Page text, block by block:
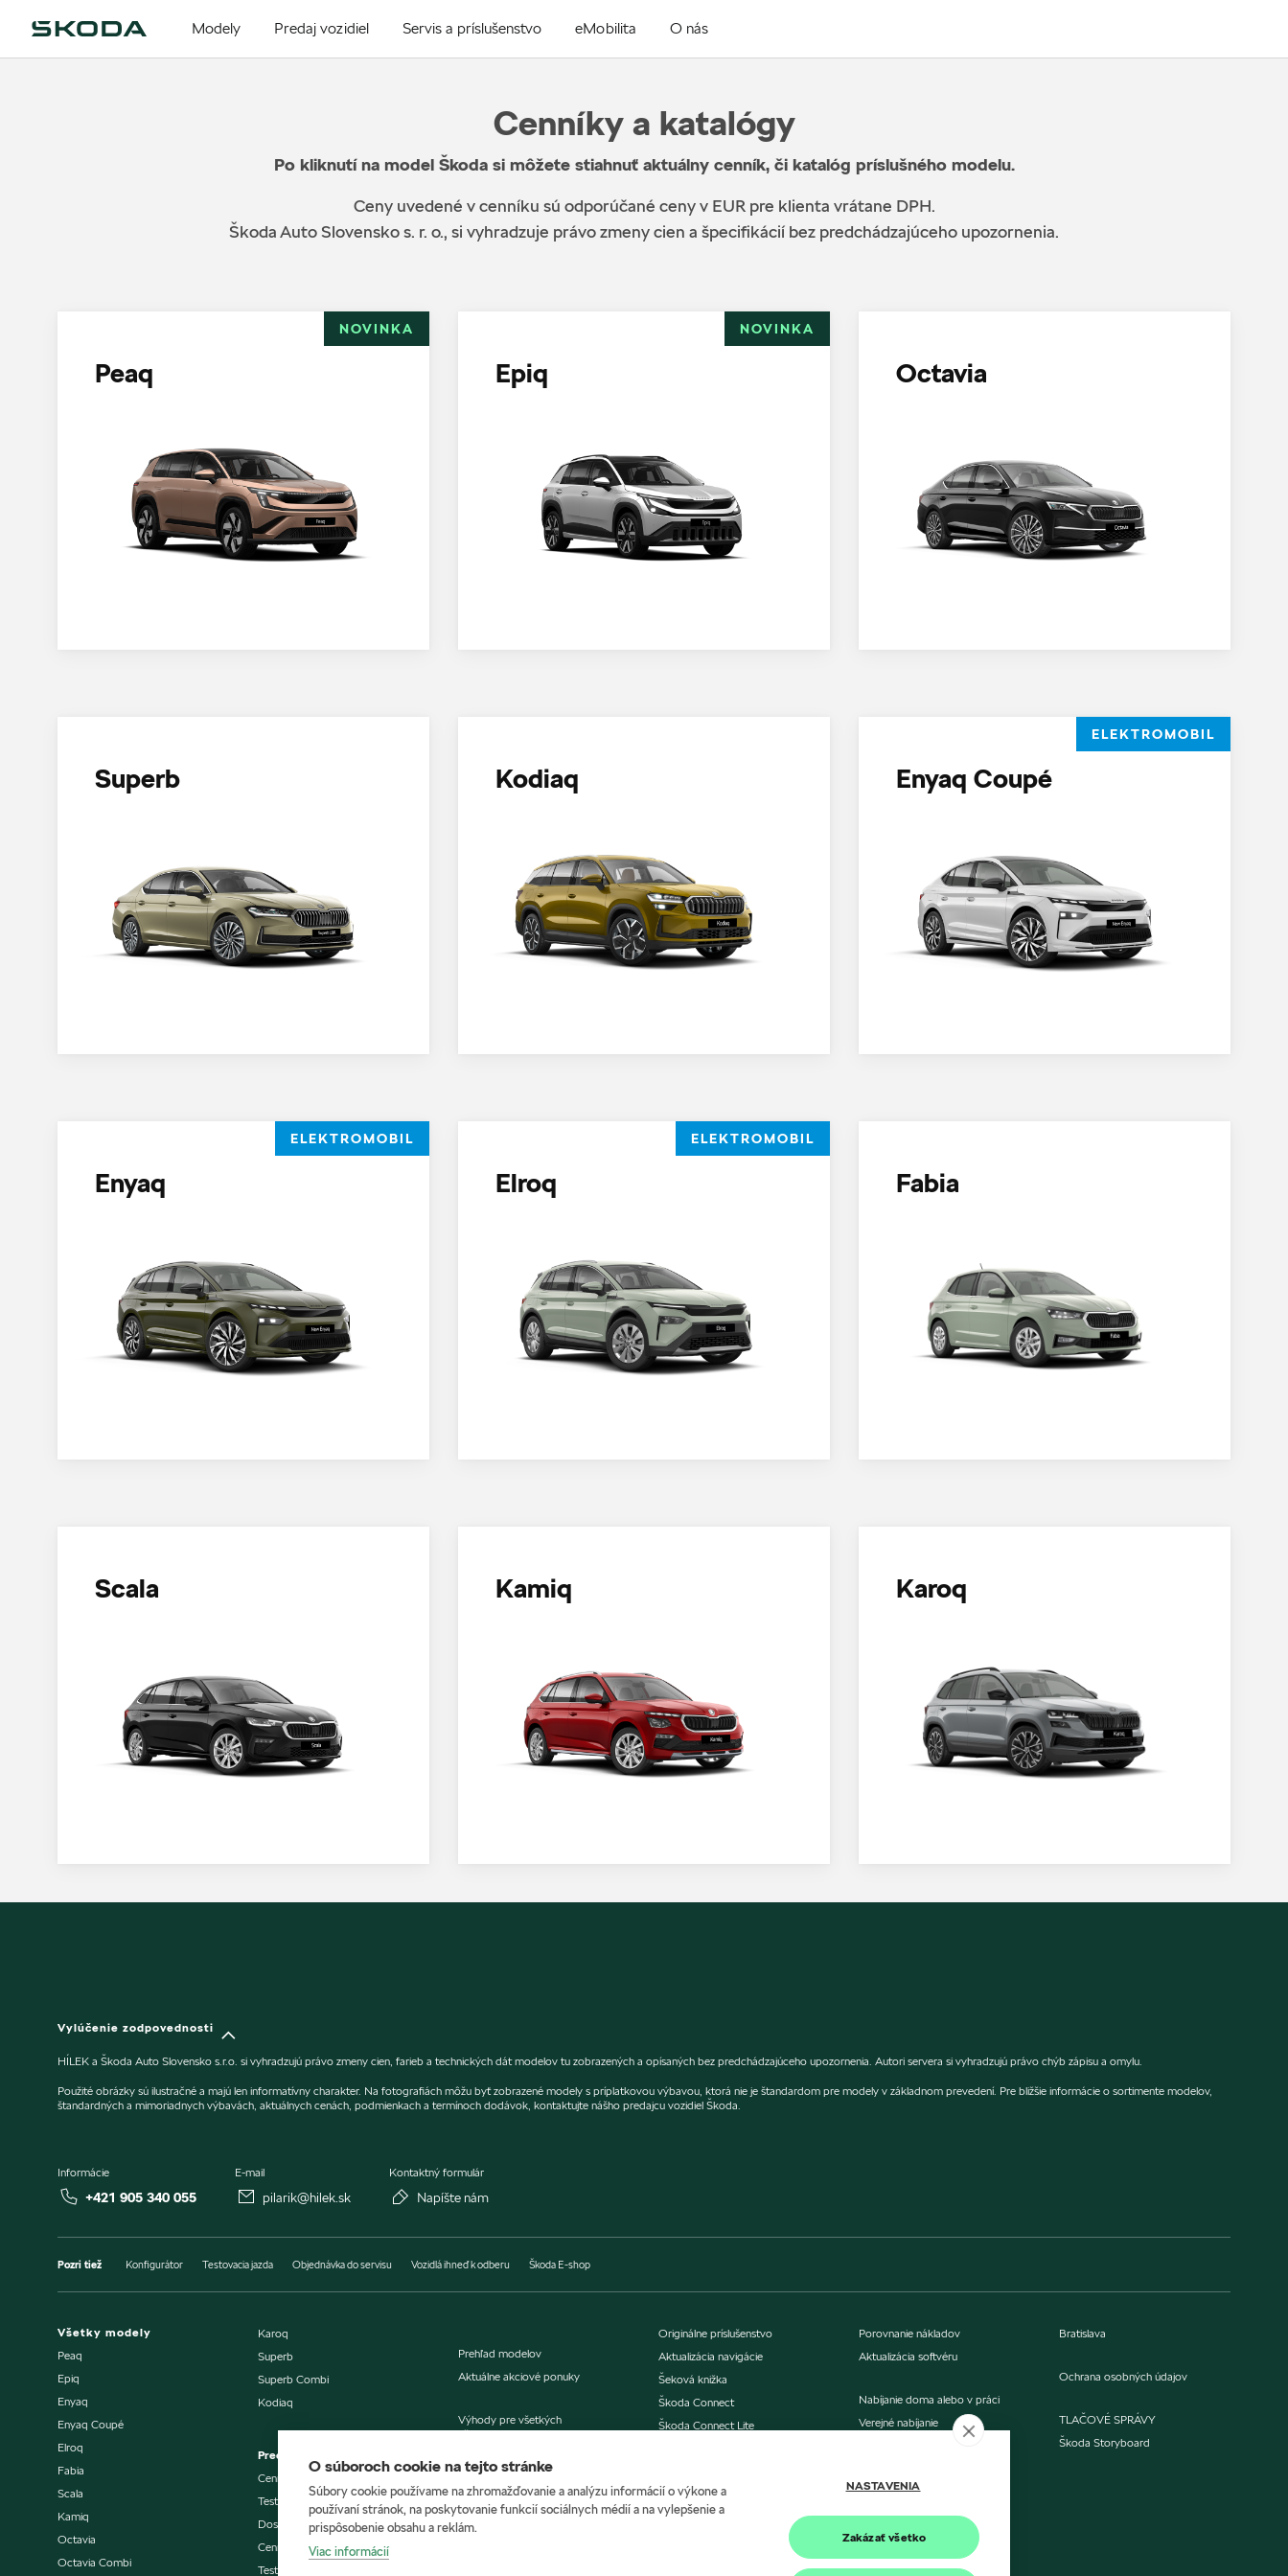
Modely Predaj vozidiel Servis a príslušenstvo eMobilita O nás
Cenníky a katalógy
Po kliknutí na model Škoda si môžete stiahnuť aktuálny cenník, či katalóg príslušného modelu.
Ceny uvedené v cenníku sú odporúčané ceny v EUR pre klienta vrátane DPH.
Škoda Auto Slovensko s. r. o., si vyhradzuje právo zmeny cien a špecifikácií bez predchádzajúceho upozornenia.
NOVINKA
Peaq
NOVINKA
Epiq Octavia
Superb Kodiaq
ELEKTROMOBIL
Enyaq Coupé
ELEKTROMOBIL
Enyaq
ELEKTROMOBIL
Elroq Fabia
Scala Kamiq Karoq
Vylúčenie zodpovednosti
HÍLEK a Škoda Auto Slovensko s.r.o. si vyhradzujú právo zmeny cien, farieb a technických dát modelov tu zobrazených a opísaných bez predchádzajúceho upozornenia. Autori servera si vyhradzujú právo chýb zápisu a omylu.
Použité obrázky sú ilustračné a majú len informatívny charakter. Na fotografiách môžu byť zobrazené modely s príplatkovou výbavou, ktorá nie je štandardom pre modely v základnom prevedení. Pre bližšie informácie o sortimente modelov,
štandardných a mimoriadnych výbavách, aktuálnych cenách, podmienkach a termínoch dodávok, kontaktujte nášho predajcu vozidiel Škoda.
Informácie
+421 905 340 055
E-mail
pilarik@hilek.sk
Kontaktný formulár
Napíšte nám
Pozri tiež Konfigurátor Testovacia jazda Objednávka do servisu Vozidlá ihneď k odberu Škoda E-shop
Všetky modely
Peaq
Epiq
Enyaq
Enyaq Coupé
Elroq
Fabia
Scala
Kamiq
Octavia
Octavia Combi
Karoq
Superb
Superb Combi
Kodiaq
Predaj vozidiel
Cenníky a katalógy
Testovacia jazda
Dostupné vozidlá skladom
Cenníky a katalógy
Testovacia jazda
Prehľad modelov
Aktuálne akciové ponuky
Výhody pre všetkých
už od 1 vozidla
Ponuka financovania
Poistenie
Originálne príslušenstvo
Aktualizácia navigácie
Šeková knižka
Škoda Connect
Škoda Connect Lite
eMobilita
Porovnanie nákladov
Aktualizácia softvéru
Nabíjanie doma alebo v práci
Verejné nabíjanie
Malacky
Bratislava
Ochrana osobných údajov
TLAČOVÉ SPRÁVY
Škoda Storyboard
O súboroch cookie na tejto stránke
Súbory cookie používame na zhromažďovanie a analýzu informácií o výkone a
používaní stránok, na poskytovanie funkcií sociálnych médií a na vylepšenie a
prispôsobenie obsahu a reklám.
Viac informácií
NASTAVENIA
Zakázať všetko